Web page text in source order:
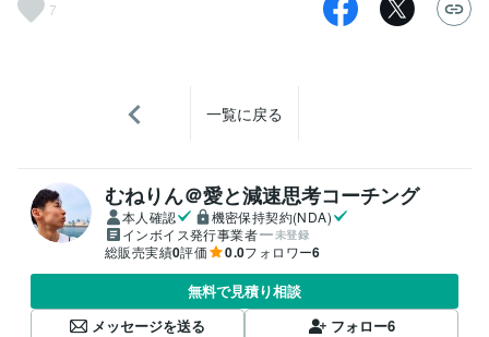
7
一覧に戻る
むねりん＠愛と減速思考コーチング
本人確認
機密保持契約(NDA)
インボイス発行事業者
未登録
総販売実績0評価 0.0フォロワー6
無料で見積り相談
メッセージを送る
フォロー6